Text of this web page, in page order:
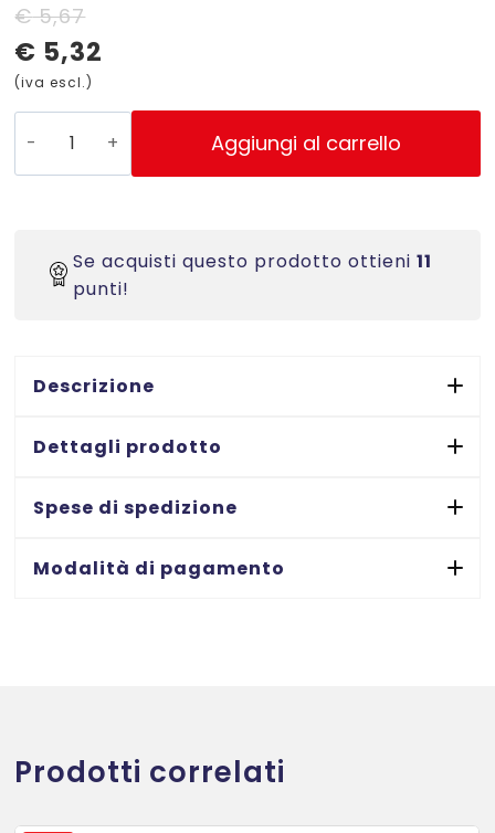
€5,67
Il
prezzo
originale
era:
€ 5,67.
€ 5,32
Il
prezzo
attuale
è:
€ 5,32.
(iva escl.)
HBL01
bottiglie
-
-
-
6
quantità
Aggiungi al carrello
Se acquisti questo prodotto ottieni11
punti!
Descrizione
Dettagli prodotto
Spese di spedizione
Modalità di pagamento
Prodotti correlati